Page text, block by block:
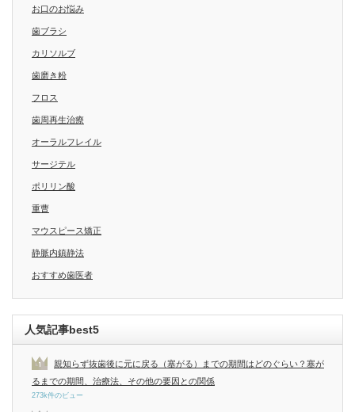
お口のお悩み
歯ブラシ
カリソルブ
歯磨き粉
フロス
歯周再生治療
オーラルフレイル
サージテル
ポリリン酸
重曹
マウスピース矯正
静脈内鎮静法
おすすめ歯医者
人気記事best5
親知らず抜歯後に元に戻る（塞がる）までの期間はどのぐらい？塞が
るまでの期間、治療法、その他の要因との関係
273k件のビュー